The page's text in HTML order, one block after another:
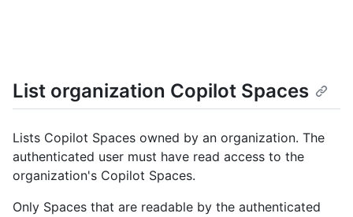
List organization Copilot Spaces
Lists Copilot Spaces owned by an organization. The
authenticated user must have read access to the
organization's Copilot Spaces.
Only Spaces that are readable by the authenticated